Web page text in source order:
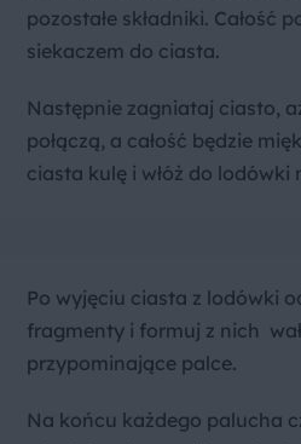
pozostałe składniki. Całość
siekaczem do ciasta.
Następnie zagniataj ciasto,
połączą, a całość będzie
ciasta kulę i włóż do lodówki
Po wyjęciu ciasta z lodówki
fragmenty i formuj z nich
przypominające palce.
Na końcu każdego palucha